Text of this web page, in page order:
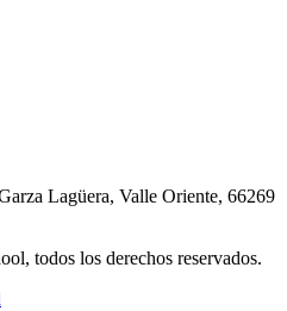
Lagüera, Valle Oriente, 66269
todos los derechos reservados.